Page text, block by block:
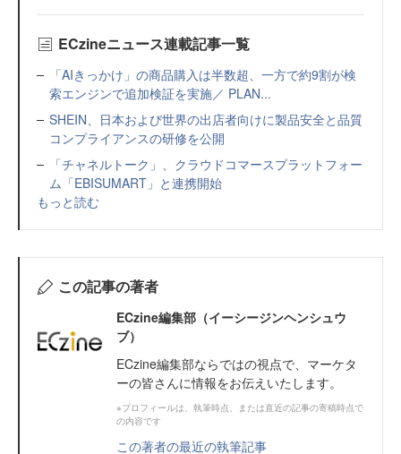
ECzineニュース連載記事一覧
「AIきっかけ」の商品購入は半数超、一方で約9割が検
索エンジンで追加検証を実施／ PLAN...
SHEIN、日本および世界の出店者向けに製品安全と品質
コンプライアンスの研修を公開
「チャネルトーク」、クラウドコマースプラットフォー
ム「EBISUMART」と連携開始
もっと読む
この記事の著者
ECzine編集部（イーシージンヘンシュウ
ブ）
ECzine編集部ならではの視点で、マーケタ
ーの皆さんに情報をお伝えいたします。
※プロフィールは、執筆時点、または直近の記事の寄稿時点で
の内容です
この著者の最近の執筆記事